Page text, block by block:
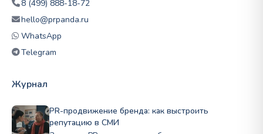
8 (499) 888-18-72
hello@prpanda.ru
WhatsApp
Telegram
Журнал
PR-продвижение бренда: как выстроить
репутацию в СМИ